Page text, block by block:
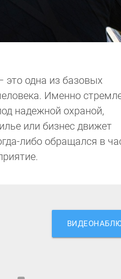
это одна из базовых
Именно
надежной охраной,
или бизнес движет
либо обращался в